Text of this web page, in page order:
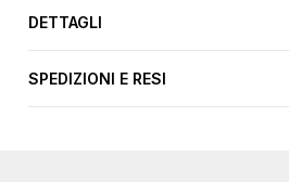
DETTAGLI
SPEDIZIONI E RESI